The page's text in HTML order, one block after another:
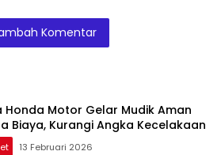
Spesial
Tahun ke-
Gramedia
Membuatnya
Komentar
Honda Motor Gelar Mudik Aman
Biaya, Kurangi Angka Kecelakaan
13 Februari 2026